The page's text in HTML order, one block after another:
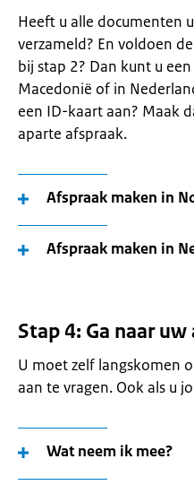
Heeft u alle documenten
verzameld? En voldoen
bij stap 2? Dan kunt u
Macedonië of in
een ID-kaart aan? Maak
aparte afspraak.
Afspraak maken in
Afspraak maken in
Stap 4: Ga naar
U moet zelf langskomen
aan te vragen. Ook als u
Wat neem ik mee?